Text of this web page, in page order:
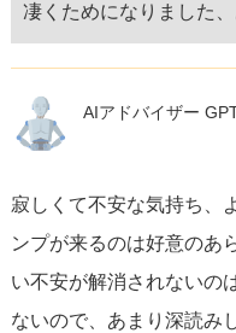
凄くためになりました
AIアドバイザー
寂しくて不安な気持ち、
ンプが来るのは好意のあ
い不安が解消されないの
ないので、あまり深読み